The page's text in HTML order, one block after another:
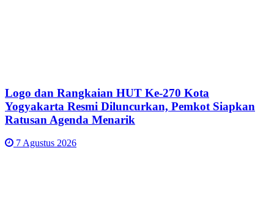
Logo dan Rangkaian HUT Ke-270 Kota
Yogyakarta Resmi Diluncurkan, Pemkot Siapkan
Ratusan Agenda Menarik
7 Agustus 2026